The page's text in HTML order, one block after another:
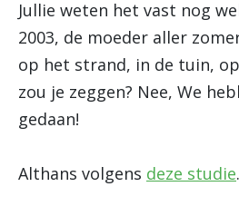
Jullie weten het vast nog
2003, de moeder aller
op het strand, in de tuin,
zou je zeggen? Nee, We
gedaan!
Althans volgens deze studie.